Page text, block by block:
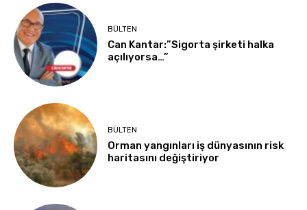
BÜLTEN
Can Kantar:”Sigorta şirketi halka
açılıyorsa…”
BÜLTEN
Orman yangınları iş dünyasının risk
haritasını değiştiriyor